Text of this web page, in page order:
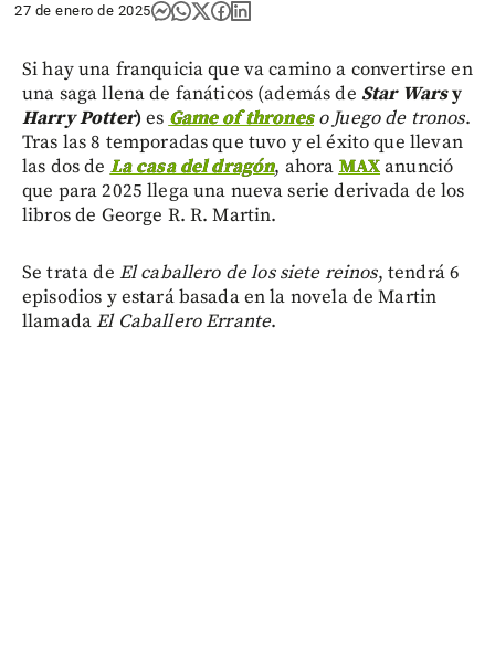
27 de enero de 2025
Si hay una franquicia que va camino a convertirse en
una saga llena de fanáticos (además de Star Warsy
Harry Potter)es Game of throneso Juego de tronos.
Tras las 8 temporadas que tuvo y el éxito que llevan
las dos de La casa del dragón, ahora MAXanunció
que para 2025 llega una nueva serie derivada de los
libros de George R. R. Martin.
Se trata de El caballero de los siete reinos, tendrá 6
episodios y estará basada en la novela de Martin
llamadaEl Caballero Errante.